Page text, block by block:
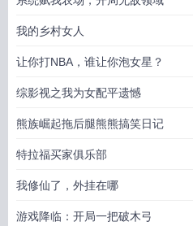
我的乡村女人
让你打NBA，谁让你泡女星？
综影视之我为女配平遗憾
熊族崛起拖后腿熊熊搞笑日记
特拉福买家俱乐部
我修仙了，外挂在哪
游戏降临：开局一把破木弓